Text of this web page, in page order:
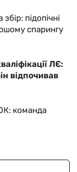
підопічні
спарингу
ЛЄ:
відпочивав
команда